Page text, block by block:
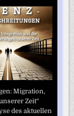
Migration,
Zeit“
des aktuellen